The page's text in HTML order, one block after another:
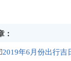
：